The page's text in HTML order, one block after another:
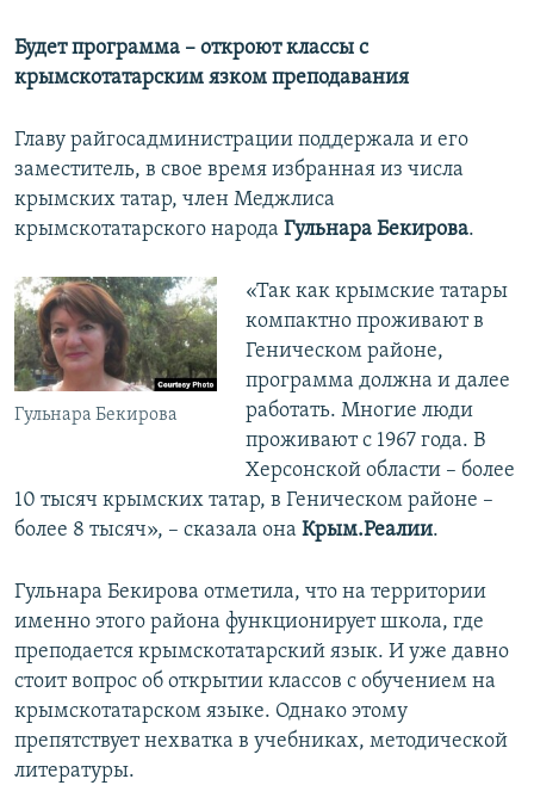
Будет программа – откроют классы с
крымскотатарским язком преподавания
Главу райгосадминистрации поддержала и его
заместитель, в свое время избранная из числа
крымских татар, член Меджлиса
крымскотатарского народа Гульнара Бекирова.
Гульнара Бекирова
«Так как крымские татары
компактно проживают в
Геническом районе,
программа должна и далее
работать. Многие люди
проживают с 1967 года. В
Херсонской области – более
10 тысяч крымских татар, в Геническом районе –
более 8 тысяч», – сказала она Крым.Реалии.
Гульнара Бекирова отметила, что на территории
именно этого района функционирует школа, где
преподается крымскотатарский язык. И уже давно
стоит вопрос об открытии классов с обучением на
крымскотатарском языке. Однако этому
препятствует нехватка в учебниках, методической
литературы.